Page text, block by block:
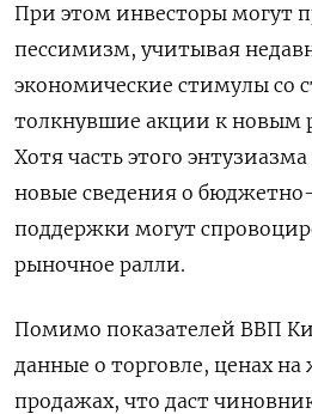
При этом инвесторы могут
пессимизм, учитывая
экономические стимулы со
толкнувшие акции к новым
Хотя часть этого
новые сведения о
поддержки могут
рыночное ралли.
Помимо показателей ВВП
данные о торговле, ценах
продажах, что даст